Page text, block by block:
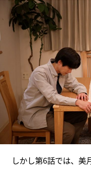
しかし第6話では、美